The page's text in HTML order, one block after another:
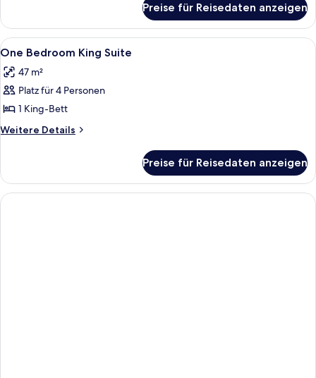
(Private
Terrace)
anzeigen
2 Schlafzimmer,
Bäder
Terrace)
Preise für Reisedaten anzeigen
Alle
Fotos
für
One
Bedroom
King
Schreibtisch,
2
One Bedroom King Suite
47 m²
Platz für 4 Personen
1 King-Bett
Weitere Details
Weitere
Bedroom
King
Suite
Preise für Reisedaten anzeigen